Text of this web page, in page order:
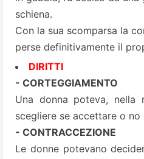
schiena.
Con la sua scomparsa la
perse definitivamente il
DIRITTI
- CORTEGGIAMENTO
Una donna poteva, nella
scegliere se accettare o
- CONTRACCEZIONE
Le donne potevano